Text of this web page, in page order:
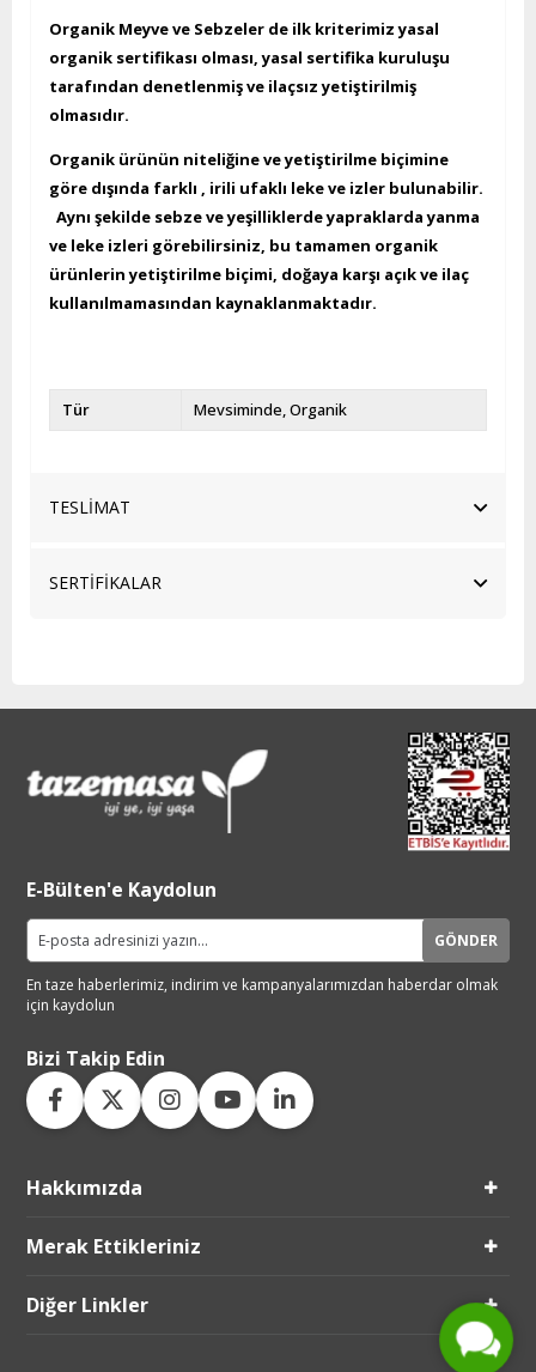
Organik Meyve ve Sebzeler de ilk kriterimiz yasal
organik sertifikası olması, yasal sertifika kuruluşu
tarafından denetlenmiş ve ilaçsız yetiştirilmiş
olmasıdır.
Organik ürünün niteliğine ve yetiştirilme biçimine
göre dışında farklı , irili ufaklı leke ve izler bulunabilir.
Aynı şekilde sebze ve yeşilliklerde yapraklarda yanma
ve leke izleri görebilirsiniz, bu tamamen organik
ürünlerin yetiştirilme biçimi, doğaya karşı açık ve ilaç
kullanılmamasından kaynaklanmaktadır.
Tür Mevsiminde Organik
TESLİMAT
SERTİFİKALAR
E-Bülten'e Kaydolun
GÖNDER
En taze haberlerimiz, indirim ve kampanyalarımızdan haberdar olmak
için kaydolun
Bizi Takip Edin
Hakkımızda
Merak Ettikleriniz
Diğer Linkler